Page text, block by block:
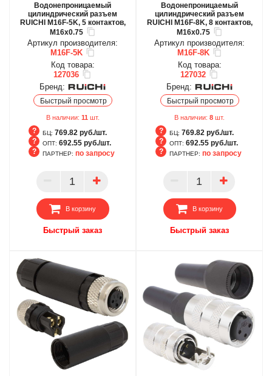
Водонепроницаемый
цилиндрический разъем
RUICHI M16F-5K, 5 контактов,
M16x0.75
Артикул производителя:
M16F-5K
Код товара:
127036
Бренд:
Быстрый просмотр
В наличии: 11 шт.
БЦ: 769.82 руб./шт.
ОПТ: 692.55 руб./шт.
ПАРТНЕР
ПАРТНЕР: по запросу
В корзину
Быстрый заказ
Водонепроницаемый
цилиндрический разъем
RUICHI M16F-8K, 8 контактов,
M16x0.75
Артикул производителя:
M16F-8K
Код товара:
127032
Бренд:
Быстрый просмотр
В наличии: 8 шт.
БЦ: 769.82 руб./шт.
ОПТ: 692.55 руб./шт.
ПАРТНЕР
ПАРТНЕР: по запросу
В корзину
Быстрый заказ